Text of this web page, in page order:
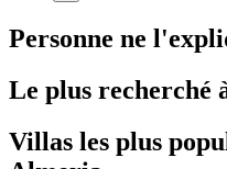
Personne ne
Le plus recherché
Villas les plus